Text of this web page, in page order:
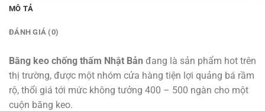
MÔ TẢ
ĐÁNH GIÁ (0)
Băng keo chống thấm Nhật Bản đang là sản phẩm hot trên
thị trường, được một nhóm cửa hàng tiện lợi quảng bá rầm
rộ, thổi giá tới mức không tưởng 400 – 500 ngàn cho một
cuộn băng keo.